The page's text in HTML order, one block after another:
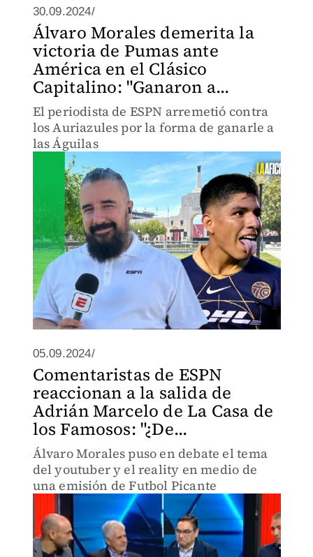
30.09.2024/
Álvaro Morales demerita la
victoria de Pumas ante
América en el Clásico
Capitalino: "Ganaron a...
El periodista de ESPN arremetió contra
los Auriazules por la forma de ganarle a
las Águilas
05.09.2024/
Comentaristas de ESPN
reaccionan a la salida de
Adrián Marcelo de La Casa de
los Famosos: "¿De...
Álvaro Morales puso en debate el tema
del youtuber y el reality en medio de
una emisión de Futbol Picante